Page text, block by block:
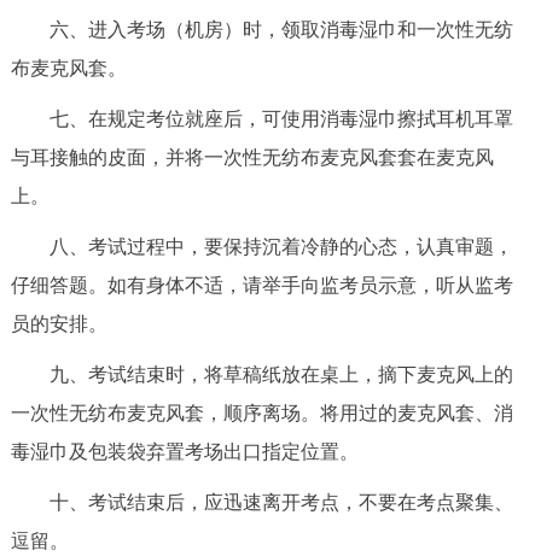
北京概况 十六区概览
多语种
DEUTSCH FRANÇAIS РУССКИЙ ЯЗЫК
ITALIANO
回到顶部
六、进入考场（机房）时，领取消毒湿巾和一次性无纺
布麦克风套。
七、在规定考位就座后，可使用消毒湿巾擦拭耳机耳罩
与耳接触的皮面，并将一次性无纺布麦克风套套在麦克风
上。
八、考试过程中，要保持沉着冷静的心态，认真审题，
仔细答题。如有身体不适，请举手向监考员示意，听从监考
员的安排。
九、考试结束时，将草稿纸放在桌上，摘下麦克风上的
一次性无纺布麦克风套，顺序离场。将用过的麦克风套、消
毒湿巾及包装袋弃置考场出口指定位置。
十、考试结束后，应迅速离开考点，不要在考点聚集、
逗留。